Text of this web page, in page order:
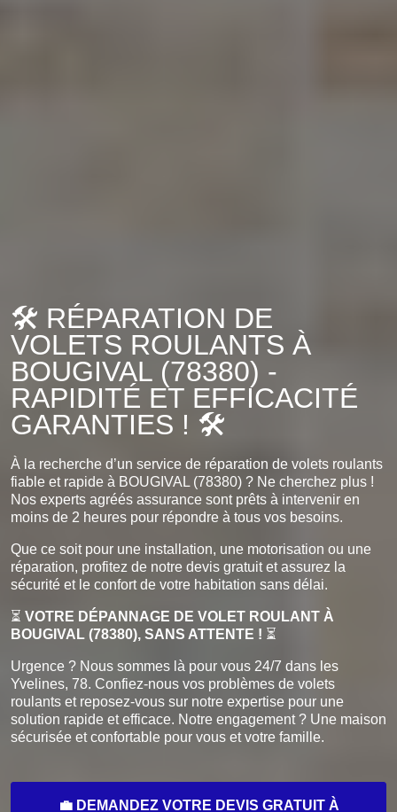
🛠️ RÉPARATION DE
VOLETS ROULANTS À
BOUGIVAL (78380) -
RAPIDITÉ ET EFFICACITÉ
GARANTIES ! 🛠️
À la recherche d’un service de réparation de volets roulants
fiable et rapide à BOUGIVAL (78380) ? Ne cherchez plus !
Nos experts agréés assurance sont prêts à intervenir en
moins de 2 heures pour répondre à tous vos besoins.
Que ce soit pour une installation, une motorisation ou une
réparation, profitez de notre devis gratuit et assurez la
sécurité et le confort de votre habitation sans délai.
⏳ VOTRE DÉPANNAGE DE VOLET ROULANT À
BOUGIVAL (78380), SANS ATTENTE ! ⏳
Urgence ? Nous sommes là pour vous 24/7 dans les
Yvelines, 78. Confiez-nous vos problèmes de volets
roulants et reposez-vous sur notre expertise pour une
solution rapide et efficace. Notre engagement ? Une maison
sécurisée et confortable pour vous et votre famille.
💼 DEMANDEZ VOTRE DEVIS GRATUIT À